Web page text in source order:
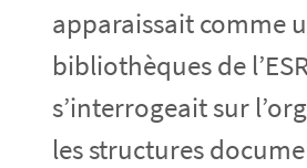
apparaissait comme
bibliothèques de
s’interrogeait sur
les structures